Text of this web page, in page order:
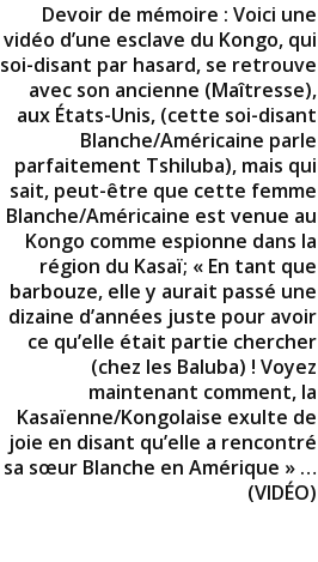
Devoir de mémoire : Voici une
vidéo d’une esclave du Kongo, qui
soi-disant par hasard, se retrouve
avec son ancienne (Maîtresse),
aux États-Unis, (cette soi-disant
Blanche/Américaine parle
parfaitement Tshiluba), mais qui
sait, peut-être que cette femme
Blanche/Américaine est venue au
Kongo comme espionne dans la
région du Kasaï; « En tant que
barbouze, elle y aurait passé une
dizaine d’années juste pour avoir
ce qu’elle était partie chercher
(chez les Baluba) ! Voyez
maintenant comment, la
Kasaïenne/Kongolaise exulte de
joie en disant qu’elle a rencontré
sa sœur Blanche en Amérique » …
(VIDÉO)